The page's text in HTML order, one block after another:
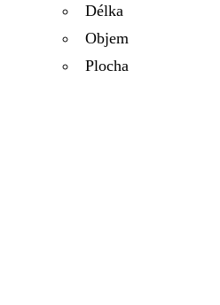
Délka
Objem
Plocha